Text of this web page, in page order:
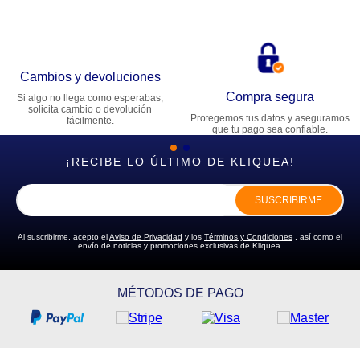
Cambios y devoluciones
Si algo no llega como esperabas,
solicita cambio o devolución
fácilmente.
Compra segura
Protegemos tus datos y aseguramos
que tu pago sea confiable.
¡RECIBE LO ÚLTIMO DE KLIQUEA!
SUSCRIBIRME
Al suscribirme, acepto elAviso de Privacidad y los Términos y Condiciones , así como el
envío de noticias y promociones exclusivas de Kliquea.
MÉTODOS DE PAGO